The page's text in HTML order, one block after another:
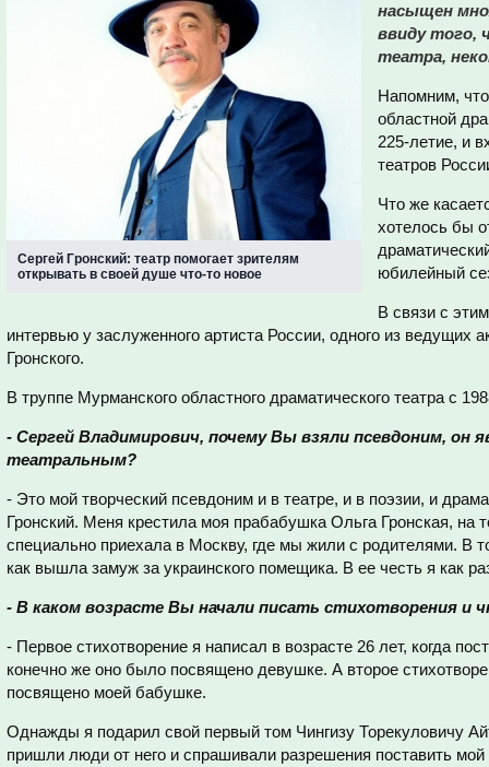
Сергей Гронский: театр помогает зрителям
открывать в своей душе что-то новое
насыщен
ввиду того,
театра,
Напомним,
областной
225-летие, и
театров
Что же
хотелось бы
юбилейный
В связи с
интервью у заслуженного артиста России, одного из ведущих
Гронского.
В труппе Мурманского областного драматического театра с
- Сергей Владимирович, почему Вы взяли псевдоним, он
театральным?
- Это мой творческий псевдоним и в театре, и в поэзии, и
Гронский. Меня крестила моя прабабушка Ольга Гронская, на
специально приехала в Москву, где мы жили с родителями. В
как вышла замуж за украинского помещика. В ее честь я как
- В каком возрасте Вы начали писать стихотворения и
- Первое стихотворение я написал в возрасте 26 лет, когда
конечно же оно было посвящено девушке. А второе
посвящено моей бабушке.
Однажды я подарил свой первый том Чингизу Торекуловичу
пришли люди от него и спрашивали разрешения поставить мой